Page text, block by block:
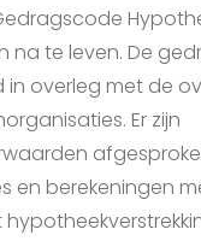
na te leven. De
in overleg met de
Er zijn
en berekeningen